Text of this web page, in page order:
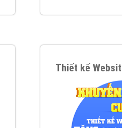
Thiết kế